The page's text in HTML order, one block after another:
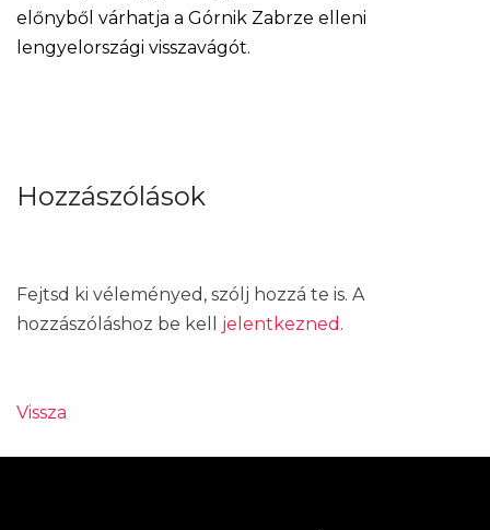
előnyből várhatja a Górnik Zabrze elleni
lengyelországi visszavágót.
Hozzászólások
Fejtsd ki véleményed, szólj hozzá te is. A
hozzászóláshoz be kell jelentkezned .
Vissza